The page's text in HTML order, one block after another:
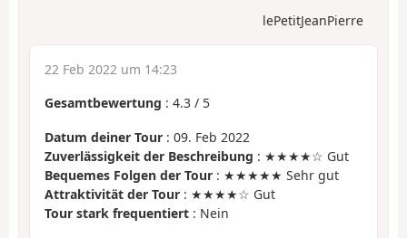
lePetitJeanPierre
22 Feb 2022 um 14:23
Gesamtbewertung : 4.3 / 5
Datum deiner Tour : 09. Feb 2022
Zuverlässigkeit der Beschreibung : ★★★★☆ Gut
Bequemes Folgen der Tour : ★★★★★ Sehr gut
Attraktivität der Tour : ★★★★☆ Gut
Tour stark frequentiert : Nein